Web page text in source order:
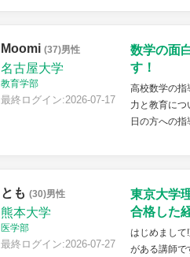
Moomi (37)男性
名古屋大学
教育学部
最終ログイン:2026-07-17
数学の面
す！
高校数学の指
力と教育に
日の方への
とも (30)男性
熊本大学
医学部
最終ログイン:2026-07-27
東京大学
合格した
はじめまして
がある講師で